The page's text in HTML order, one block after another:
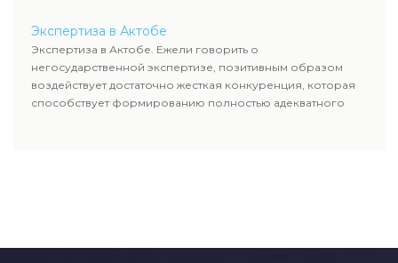
Экспертиза в Актобе
Экспертиза в Актобе. Ежели говорить о
негосударственной экспертизе, позитивным образом
воздействует достаточно жесткая конкуренция, которая
способствует формированию полностью адекватного